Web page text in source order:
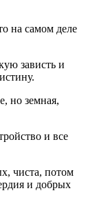
на самом деле
зависть и
но земная,
и все
чиста, потом
и добрых